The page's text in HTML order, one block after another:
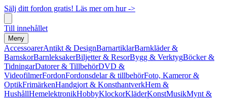
Sälj ditt fordon gratis! Läs mer om hur ->
Till innehållet
Meny
AccessoarerAntikt & DesignBarnartiklarBarnkläder &
BarnskorBarnleksakerBiljetter & ResorBygg & VerktygBöcker &
TidningarDatorer & TillbehörDVD &
VideofilmerFordonFordonsdelar & tillbehörFoto, Kameror &
OptikFrimärkenHandgjort & KonsthantverkHem &
HushållHemelektronikHobbyKlockorKläderKonstMusikMynt &